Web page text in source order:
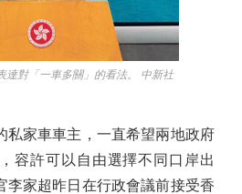
達對「一車多關」的看法。 中新社
家車車主，一直希望兩地政府
容許可以自由選擇不同口岸出
李家超昨日在行政會議前接受香